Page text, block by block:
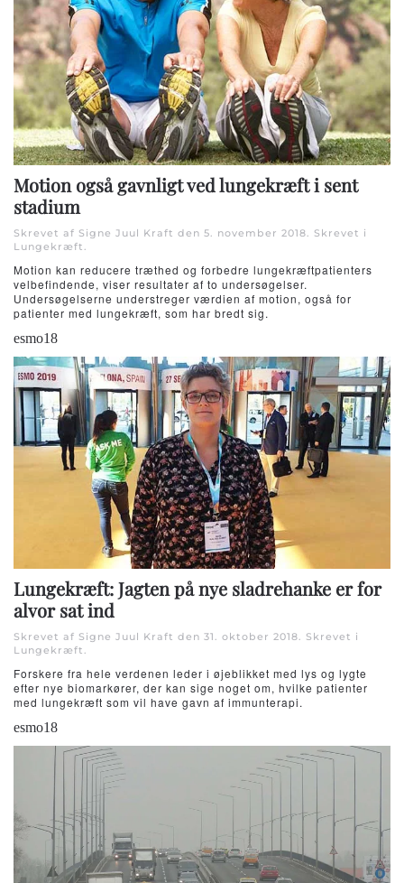
Motion også gavnligt ved lungekræft i sent
stadium
Skrevet af Signe Juul Kraft den 5. november 2018 . Skrevet i
Lungekræft
Motion kan reducere træthed og forbedre lungekræftpatienters
velbefindende, viser resultater af to undersøgelser.
Undersøgelserne understreger værdien af ​​motion, også for
patienter med lungekræft, som har bredt sig.
esmo18
Lungekræft: Jagten på nye sladrehanke er for
alvor sat ind
Skrevet af Signe Juul Kraft den 31. oktober 2018. Skrevet i
Lungekræft.
Forskere fra hele verdenen leder i øjeblikket med lys og lygte
efter nye biomarkører, der kan sige noget om, hvilke patienter
med lungekræft som vil have gavn af immunterapi.
esmo18